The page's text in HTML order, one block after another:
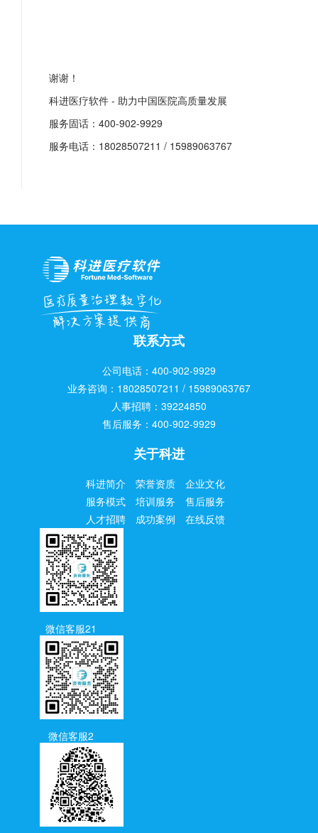
谢谢！
科进医疗软件 - 助力中国医院高质量发展
服务固话：400-902-9929
服务电话：18028507211 / 15989063767
联系方式
公司电话：400-902-9929
业务咨询：18028507211 / 15989063767
人事招聘：39224850
售后服务：400-902-9929
关于科进
科进简介 荣誉资质
企业文化
服务模式
培训服务
售后服务
人才招聘
成功案例 在线反馈
微信客服21
微信客服2